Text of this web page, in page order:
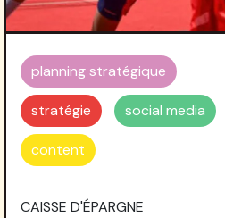
planning stratégique
stratégie social media
content
CAISSE D'ÉPARGNE